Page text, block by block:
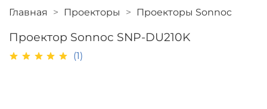
Главная Проекторы Проекторы Sonnoc
Проектор Sonnoc SNP-DU210K
(1)